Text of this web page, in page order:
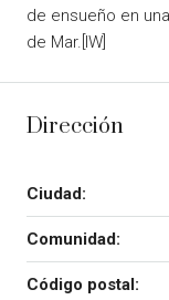
de ensueño en
de Mar.[IW]
Dirección
Ciudad:
Comunidad:
Código postal: